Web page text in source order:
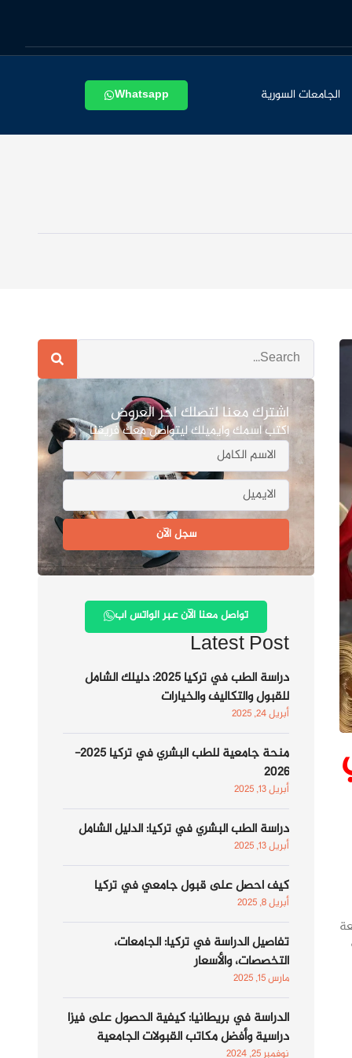
الجامعات السورية Whatsapp
اشترك معنا لتصلك اخر العروض
اكتب اسمك وايميلك ليتواصل معك فريقنا
سجل الآن
تواصل معنا الآن عبر الواتس اب
Latest Post
دراسة الطب في تركيا 2025: دليلك الشامل
للقبول والتكاليف والخيارات
أبريل 24, 2025
منحة جامعية للطب البشري في تركيا 2025-
2026
أبريل 13, 2025
دراسة الطب البشري في تركيا: الدليل الشامل
أبريل 13, 2025
كيف احصل على قبول جامعي في تركيا
أبريل 8, 2025
تفاصيل الدراسة في تركيا: الجامعات،
التخصصات، والأسعار
مارس 15, 2025
الدراسة في بريطانيا: كيفية الحصول على فيزا
دراسية وأفضل مكاتب القبولات الجامعية
نوفمبر 25, 2024